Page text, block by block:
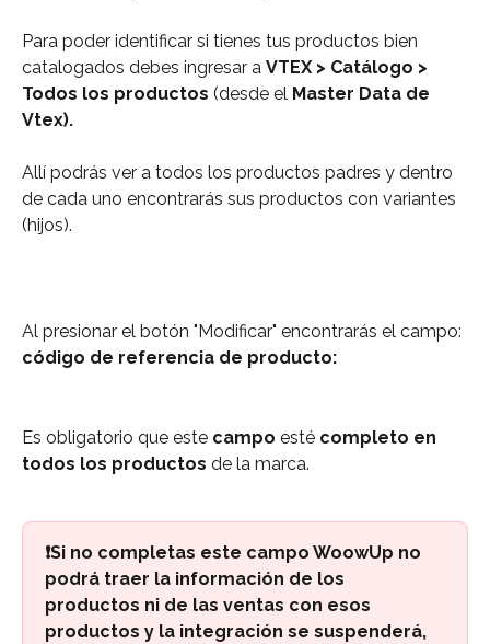
Para poder identificar si tienes tus productos bien
catalogados debes ingresar a VTEX > Catálogo >
Todos los productos (desde el Master Data de
Vtex).
Allí podrás ver a todos los productos padres y dentro
de cada uno encontrarás sus productos con variantes
(hijos).
Al presionar el botón "Modificar" encontrarás el campo:
código de referencia de producto:
Es obligatorio que este campo esté completo en
todos los productos de la marca.
❗Si no completas este campo WoowUp no
podrá traer la información de los
productos ni de las ventas con esos
productos y la integración se suspenderá,